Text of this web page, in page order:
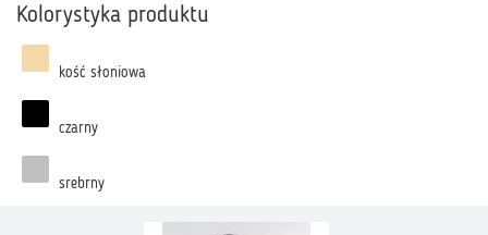
Kolorystyka produktu
kość słoniowa
czarny
srebrny